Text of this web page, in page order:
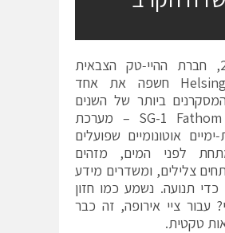
ביולי 2025, חברת ההיי‐טק הצבאית
הגרמנית Helsing חשפה את אחד
ביותר של השנים
האחרונות: SG-1 Fathom – מערכת
אוטונומיים שפועלים
לפני המים, מזהים
צלילים, ומשדרים מידע
תנועה. נשמע כמו חזון
עבור ציי אירופה, זה כבר
טקטית.